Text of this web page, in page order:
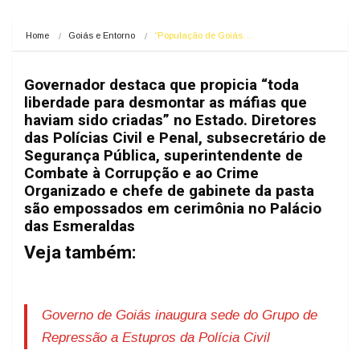
Home Goiás e Entorno “População de Goiás…
Governador destaca que propicia “toda
liberdade para desmontar as máfias que
haviam sido criadas” no Estado. Diretores
das Polícias Civil e Penal, subsecretário de
Segurança Pública, superintendente de
Combate à Corrupção e ao Crime
Organizado e chefe de gabinete da pasta
são empossados em cerimônia no Palácio
das Esmeraldas
Veja também:
Governo de Goiás inaugura sede do Grupo de
Repressão a Estupros da Polícia Civil